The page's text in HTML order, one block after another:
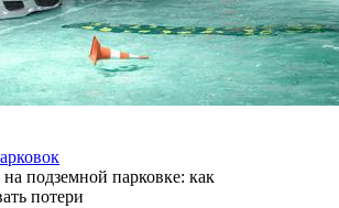
подземной парковке: как
потери